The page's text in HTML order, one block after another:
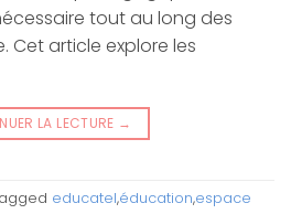
tout au long des
Cet article explore les
LA LECTURE →
educatel,éducation,espace